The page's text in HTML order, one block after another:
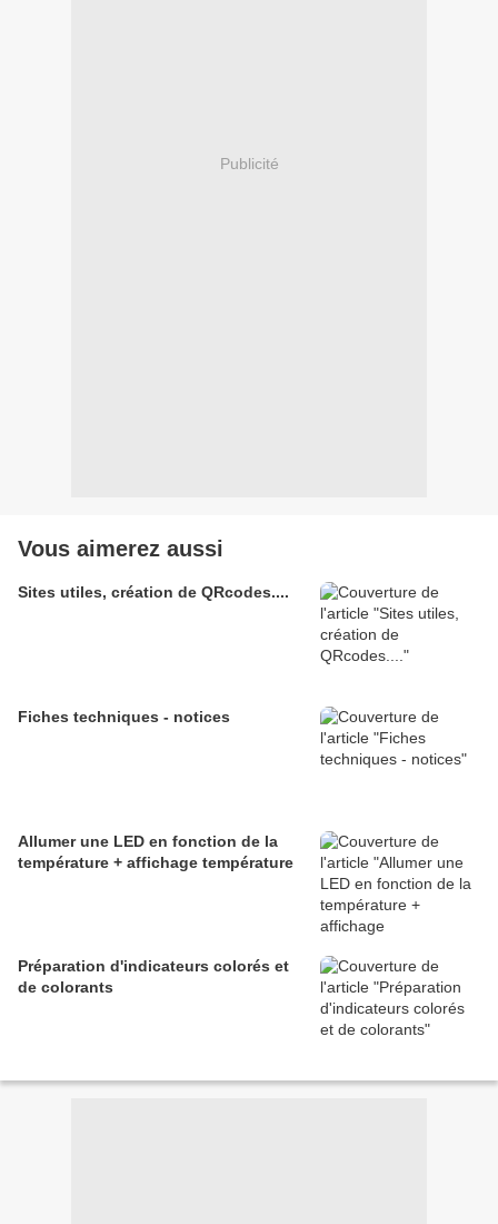
Publicité
Vous aimerez aussi
Sites utiles, création de QRcodes....
Fiches techniques - notices
Allumer une LED en fonction de la
température + affichage température
Préparation d'indicateurs colorés et
de colorants